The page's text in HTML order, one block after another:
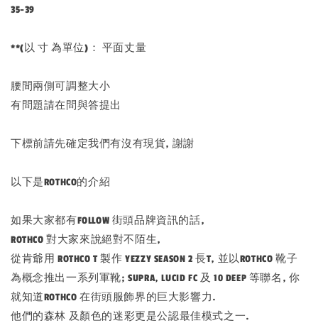
35-39
**(以 寸 為單位)： 平面丈量
腰間兩側可調整大小
有問題請在問與答提出
下標前請先確定我們有沒有現貨, 謝謝
以下是ROTHCO的介紹
如果大家都有FOLLOW 街頭品牌資訊的話,
ROTHCO 對大家來說絕對不陌生,
從肯爺用 ROTHCO T 製作 YEZZY SEASON 2 長T, 並以ROTHCO 靴子
為概念推出一系列軍靴; SUPRA, LUCID FC 及 10 DEEP 等聯名, 你
就知道ROTHCO 在街頭服飾界的巨大影響力.
他們的森林 及顏色的迷彩更是公認最佳模式之一.